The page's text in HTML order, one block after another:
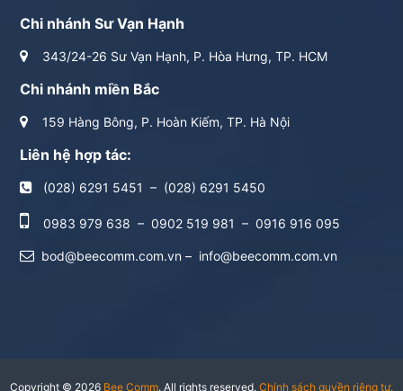
Chi nhánh Sư Vạn Hạnh
343/24-26 Sư Vạn Hạnh, P. Hòa Hưng, TP. HCM
Chi nhánh miền Bắc
159 Hàng Bông, P. Hoàn Kiếm, TP. Hà Nội
Liên hệ hợp tác:
(028) 6291 5451 – (028) 6291 5450
0983 979 638 – 0902 519 981 – 0916 916 095
bod@beecomm.com.vn – info@beecomm.com.vn
Copyright © 2026 Bee Comm. All rights reserved. Chính sách quyền riêng tư.